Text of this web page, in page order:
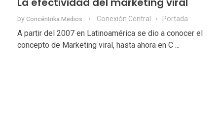
by Concéntrika Medios Conexión Central Portada
A partir del 2007 en Latinoamérica se dio a conocer el
concepto de Marketing viral, hasta ahora en C ...